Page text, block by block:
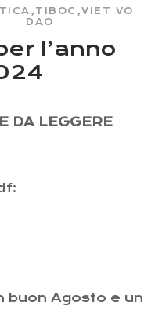
, TIBOC ,VIET VO
DAO
l’anno
DA LEGGERE
buon Agosto e un